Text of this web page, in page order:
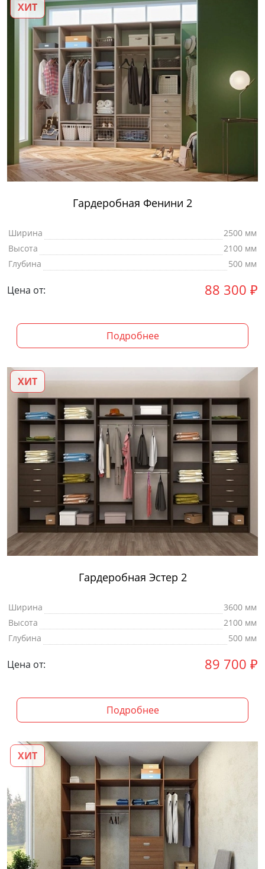
ХИТ
Гардеробная Фенини 2
Ширина
2500 мм
Высота
2100 мм
Глубина
500 мм
Цена от: 88 300 ₽
Подробнее
ХИТ
Гардеробная Эстер 2
Ширина
3600 мм
Высота
2100 мм
Глубина
500 мм
Цена от: 89 700 ₽
Подробнее
ХИТ